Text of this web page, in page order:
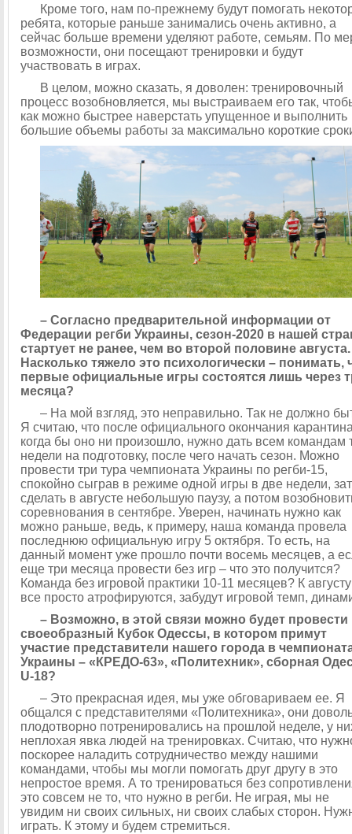
Кроме того, нам по-прежнему будут помогать
ребята, которые раньше занимались очень активно, а
сейчас больше времени уделяют работе, семьям. По
возможности, они посещают тренировки и будут
участвовать в играх.
В целом, можно сказать, я доволен: тренировочный
процесс возобновляется, мы выстраиваем его так,
как можно быстрее наверстать упущенное и выполнить
большие объемы работы за максимально короткие
– Согласно предварительной информации от
Федерации регби Украины, сезон-2020 в нашей
стартует не ранее, чем во второй половине августа.
Насколько тяжело это психологически – понимать,
первые официальные игры состоятся лишь через
месяца?
– На мой взгляд, это неправильно. Так не должно
Я считаю, что после официального окончания
когда бы оно ни произошло, нужно дать всем командам
недели на подготовку, после чего начать сезон. Можно
провести три тура чемпионата Украины по регби-15,
спокойно сыграв в режиме одной игры в две недели,
сделать в августе небольшую паузу, а потом
соревнования в сентябре. Уверен, начинать нужно как
можно раньше, ведь, к примеру, наша команда провела
последнюю официальную игру 5 октября. То есть, на
данный момент уже прошло почти восемь месяцев, а
еще три месяца провести без игр – что это получится?
Команда без игровой практики 10-11 месяцев? К августу
все просто атрофируются, забудут игровой темп,
– Возможно, в этой связи можно будет провести
своеобразный Кубок Одессы, в котором примут
участие представители нашего города в
Украины – «КРЕДО-63», «Политехник», сборная
U-18?
– Это прекрасная идея, мы уже обговариваем ее. Я
общался с представителями «Политехника», они
плодотворно потренировались на прошлой неделе, у
неплохая явка людей на тренировках. Считаю, что
поскорее наладить сотрудничество между нашими
командами, чтобы мы могли помогать друг другу в это
непростое время. А то тренироваться без
это совсем не то, что нужно в регби. Не играя, мы не
увидим ни своих сильных, ни своих слабых сторон.
играть. К этому и будем стремиться.